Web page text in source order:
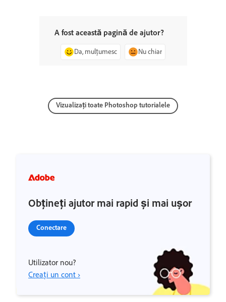
A fost această pagină de ajutor?
Da, mulțumesc Nu chiar
Vizualizați toate Photoshop tutorialele
Obțineți ajutor mai rapid și mai ușor
Conectare
Utilizator nou?
Creați un cont ›